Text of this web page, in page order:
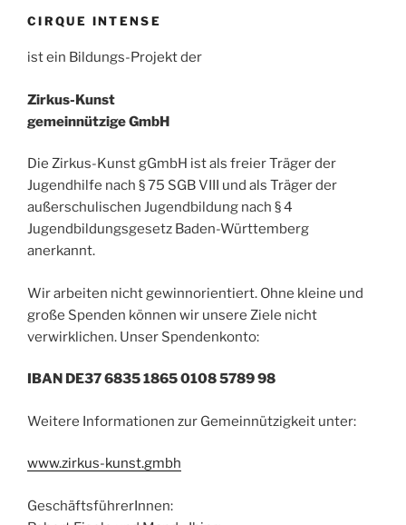
CIRQUE INTENSE
ist ein Bildungs-Projekt der
Zirkus-Kunst
gemeinnützige GmbH
Die Zirkus-Kunst gGmbH ist als freier Träger der
Jugendhilfe nach § 75 SGB VIII und als Träger der
außerschulischen Jugendbildung nach § 4
Jugendbildungsgesetz Baden-Württemberg
anerkannt.
Wir arbeiten nicht gewinnorientiert. Ohne kleine und
große Spenden können wir unsere Ziele nicht
verwirklichen. Unser Spendenkonto:
IBAN DE37 6835 1865 0108 5789 98
Weitere Informationen zur Gemeinnützigkeit unter:
www.zirkus-kunst.gmbh
GeschäftsführerInnen: